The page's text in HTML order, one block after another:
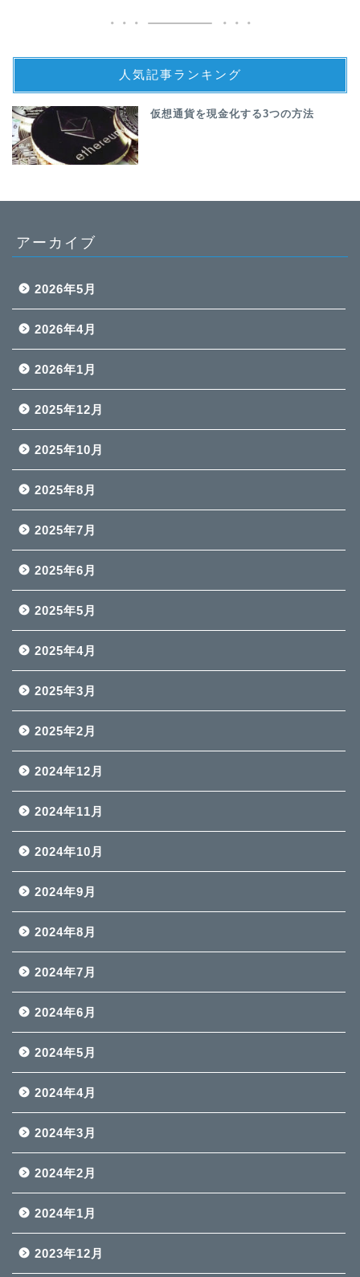
人気記事ランキング
仮想通貨を現金化する3つの方法
アーカイブ
2026年5月
2026年4月
2026年1月
2025年12月
2025年10月
2025年8月
2025年7月
2025年6月
2025年5月
2025年4月
2025年3月
2025年2月
2024年12月
2024年11月
2024年10月
2024年9月
2024年8月
2024年7月
2024年6月
2024年5月
2024年4月
2024年3月
2024年2月
2024年1月
2023年12月